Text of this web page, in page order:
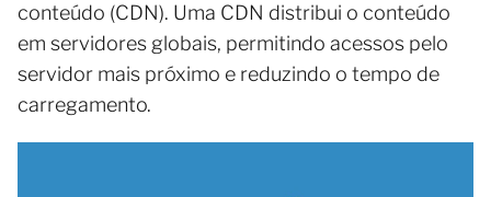
conteúdo (CDN). Uma CDN distribui o conteúdo
em servidores globais, permitindo acessos pelo
servidor mais próximo e reduzindo o tempo de
carregamento.